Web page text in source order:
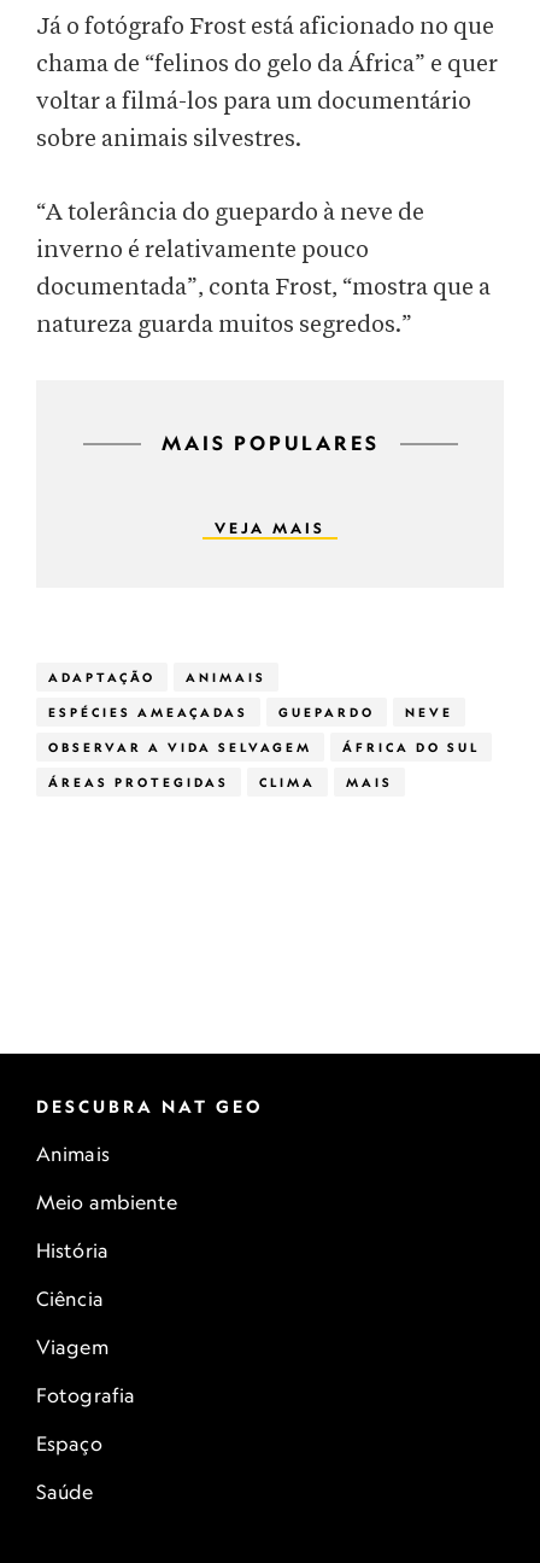
Já o fotógrafo Frost está aficionado no que
chama de “felinos do gelo da África” e quer
voltar a filmá-los para um documentário
sobre animais silvestres.
“A tolerância do guepardo à neve de
inverno é relativamente pouco
documentada”, conta Frost, “mostra que a
natureza guarda muitos segredos.”
MAIS POPULARES
VEJA MAIS
ADAPTAÇÃO ANIMAIS
ESPÉCIES AMEAÇADAS GUEPARDO NEVE
OBSERVAR A VIDA SELVAGEM ÁFRICA DO SUL
ÁREAS PROTEGIDAS CLIMA MAIS
DESCUBRA NAT GEO
Animais
Meio ambiente
História
Ciência
Viagem
Fotografia
Espaço
Saúde